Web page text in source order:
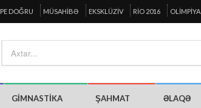
DOĞRU MÜSAHIBƏ EKSKLÜZIV RIO 2016 OLIMPIYA
GIMNASTIKA ŞAHMAT ƏLAQƏ